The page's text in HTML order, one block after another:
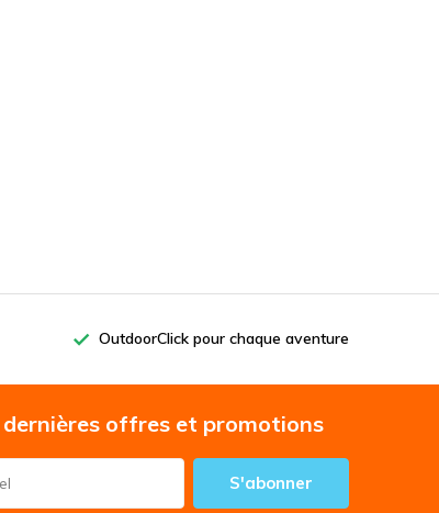
OutdoorClick pour chaque aventure
dernières offres et promotions
S'abonner